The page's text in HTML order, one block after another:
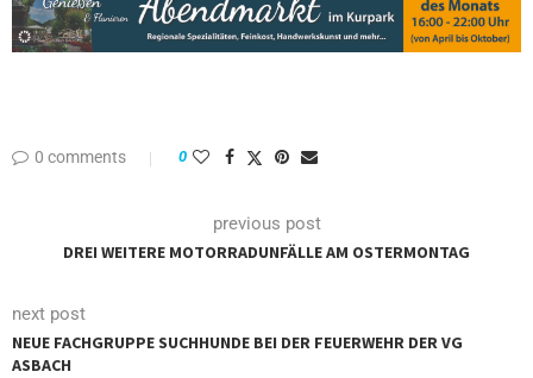
0 comments 0
previous post
DREI WEITERE MOTORRADUNFÄLLE AM OSTERMONTAG
next post
NEUE FACHGRUPPE SUCHHUNDE BEI DER FEUERWEHR DER VG
ASBACH